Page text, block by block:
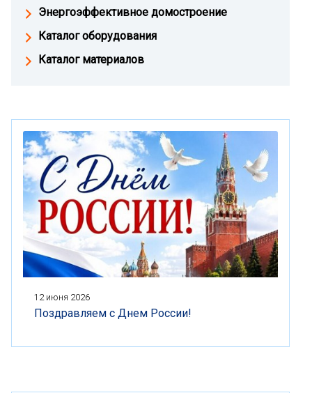
Энергоэффективное домостроение
Каталог оборудования
Каталог материалов
12 июня 2026
Поздравляем с Днем России!